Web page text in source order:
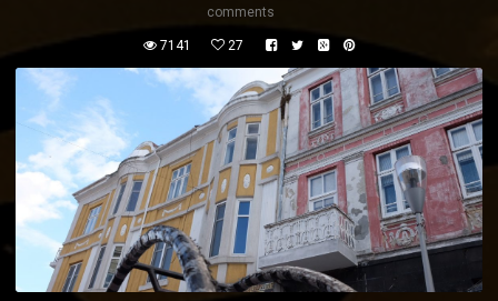
comments
7141 27